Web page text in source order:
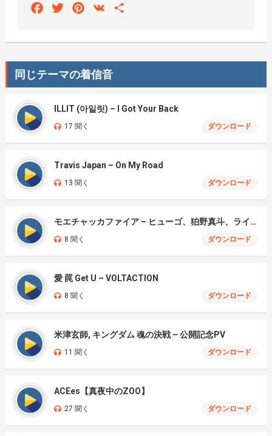
FacebookTwitterPinterest
VK
同じテーマの着信音
ILLIT (아일릿) – I Got Your Back
17 聞く ダウンロード
Travis Japan – On My Road
13 聞く ダウンロード
モエチャッカファイア – ヒューゴ、狛野真斗、ライト、セヴェリアン (Cover )
8 聞く ダウンロード
愛 罠 Get U – VOLTACTION
8 聞く ダウンロード
米津玄師, キングダム 魂の決戦 – 公開記念PV
11 聞く ダウンロード
ACEes【真夜中のZOO】
27 聞く ダウンロード